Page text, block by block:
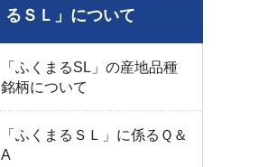
るＳＬ」について
「ふくまるSL」の産地品種
銘柄について
「ふくまるＳＬ」に係るＱ＆
A